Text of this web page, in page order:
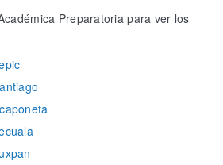
Preparatoria para ver los